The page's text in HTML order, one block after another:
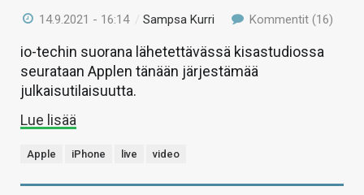
14.9.2021 - 16:14 /Sampsa Kurri Kommentit (16)
io-techin suorana lähetettävässä kisastudiossa
seurataan Applen tänään järjestämää
julkaisutilaisuutta.
Lue lisää
Apple iPhone live video